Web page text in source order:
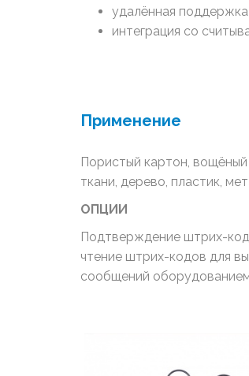
удалённая поддержка
интеграция со
Применение
Пористый картон,
ткани, дерево, пластик,
ОПЦИИ
Подтверждение штрих-
чтение штрих-кодов для
сообщений